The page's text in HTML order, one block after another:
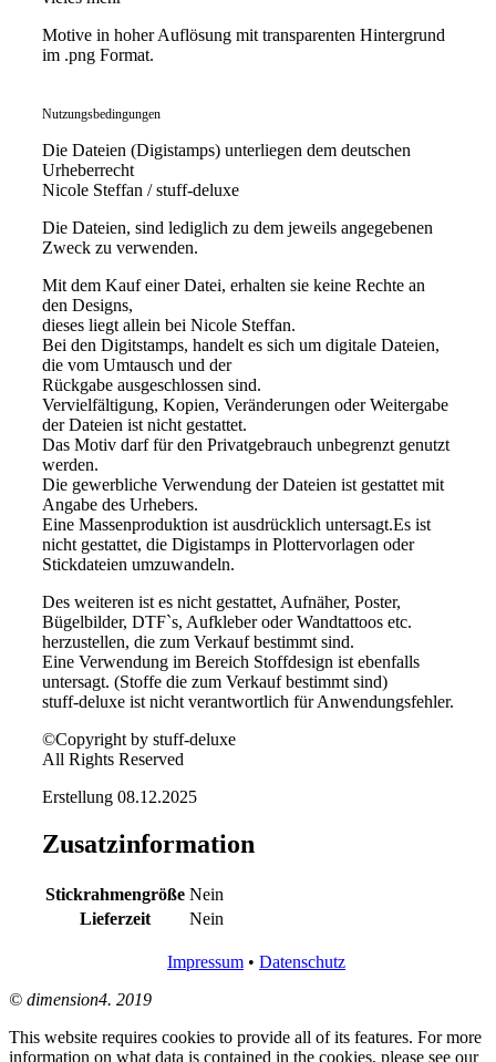
Motive in hoher Auflösung mit transparenten Hintergrund
im .png Format.
Nutzungsbedingungen
Die Dateien (Digistamps) unterliegen dem deutschen
Urheberrecht
Nicole Steffan / stuff-deluxe
Die Dateien, sind lediglich zu dem jeweils angegebenen
Zweck zu verwenden.
Mit dem Kauf einer Datei, erhalten sie keine Rechte an
den Designs,
dieses liegt allein bei Nicole Steffan.
Bei den Digitstamps, handelt es sich um digitale Dateien,
die vom Umtausch und der
Rückgabe ausgeschlossen sind.
Vervielfältigung, Kopien, Veränderungen oder Weitergabe
der Dateien ist nicht gestattet.
Das Motiv darf für den Privatgebrauch unbegrenzt genutzt
werden.
Die gewerbliche Verwendung der Dateien ist gestattet mit
Angabe des Urhebers.
Eine Massenproduktion ist ausdrücklich untersagt.Es ist
nicht gestattet, die Digistamps in Plottervorlagen oder
Stickdateien umzuwandeln.
Des weiteren ist es nicht gestattet, Aufnäher, Poster,
Bügelbilder, DTF`s, Aufkleber oder Wandtattoos etc.
herzustellen, die zum Verkauf bestimmt sind.
Eine Verwendung im Bereich Stoffdesign ist ebenfalls
untersagt. (Stoffe die zum Verkauf bestimmt sind)
stuff-deluxe ist nicht verantwortlich für Anwendungsfehler.
©Copyright by stuff-deluxe
All Rights Reserved
Erstellung 08.12.2025
Zusatzinformation
Stickrahmengröße Nein
Lieferzeit
Nein
Impressum • Datenschutz
© dimension4. 2019
This website requires cookies to provide all of its features. For more
information on what data is contained in the cookies, please see our